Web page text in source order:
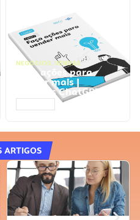
NEGÓCIOS, VENDAS
Faça ações para
vender mais |
Prompts ChatGPT
ARTIGOS